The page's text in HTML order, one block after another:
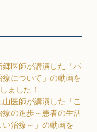
郷医師が講演した「パ
療について」の動画を
ました！
医師が講演した「こ
療の進歩～患者の生活
い治療～」の動画を